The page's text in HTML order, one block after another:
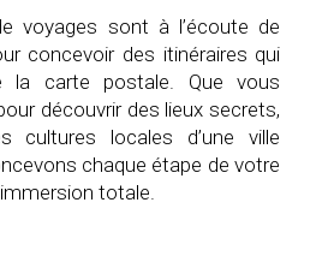
voyages sont à l’écoute de
concevoir des itinéraires qui
la carte postale. Que vous
découvrir des lieux secrets,
cultures locales d’une ville
chaque étape de votre
totale.